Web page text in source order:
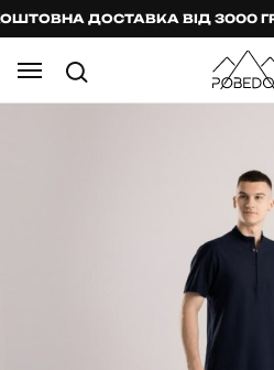
ДОСТАВКА ВІД 3000 ГРН.